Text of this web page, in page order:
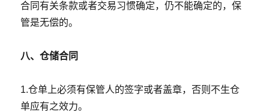
合同有关条款或者交易习惯确定，仍不能确定的，保
管是无偿的。
八、仓储合同
1.仓单上必须有保管人的签字或者盖章，否则不生仓
单应有之效力。